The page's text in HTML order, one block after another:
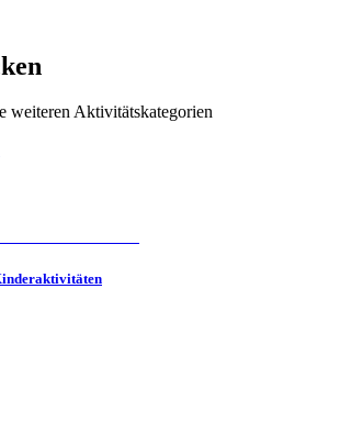
weiteren Aktivitätskategorien